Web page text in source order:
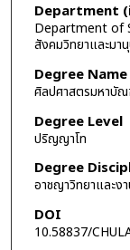
Department
Department of
สังคมวิทยาและมา
Degree Name
ศิลปศาสตรมหาบั
Degree Level
ปริญญาโท
Degree
อาชญาวิทยาและง
DOI
10.58837/